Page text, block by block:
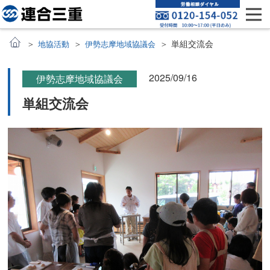
地協活動 伊勢志摩地域協議会 単組交流会
伊勢志摩地域協議会 2025/09/16
単組交流会